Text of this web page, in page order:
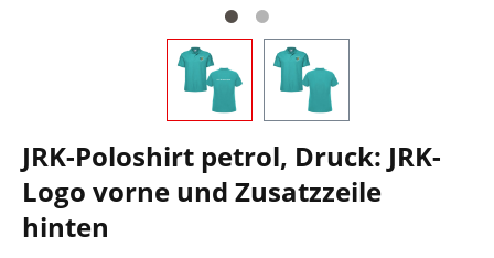
JRK-Poloshirt petrol, Druck: JRK-
Logo vorne und Zusatzzeile
hinten